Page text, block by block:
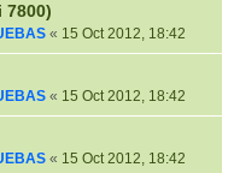
7800)
« 15 Oct 2012, 18:42
« 15 Oct 2012, 18:42
« 15 Oct 2012, 18:42